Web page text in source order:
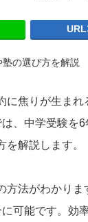
URL
に焦りが生まれ
、中学受験を6
解説します。
方法がわかりま
可能です。効